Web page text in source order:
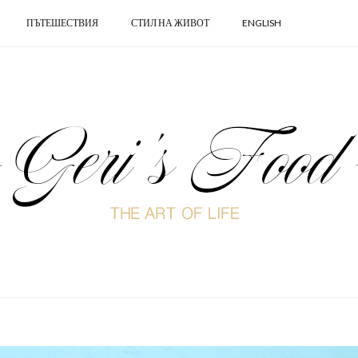
ПЪТЕШЕСТВИЯ СТИЛ НА ЖИВОТ ENGLISH